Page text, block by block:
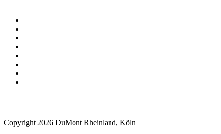
Copyright 2026 DuMont Rheinland, Köln